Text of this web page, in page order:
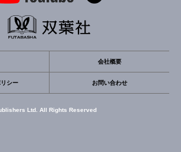
会社概要
シー お問い合わせ
Ltd. All Rights Reserved